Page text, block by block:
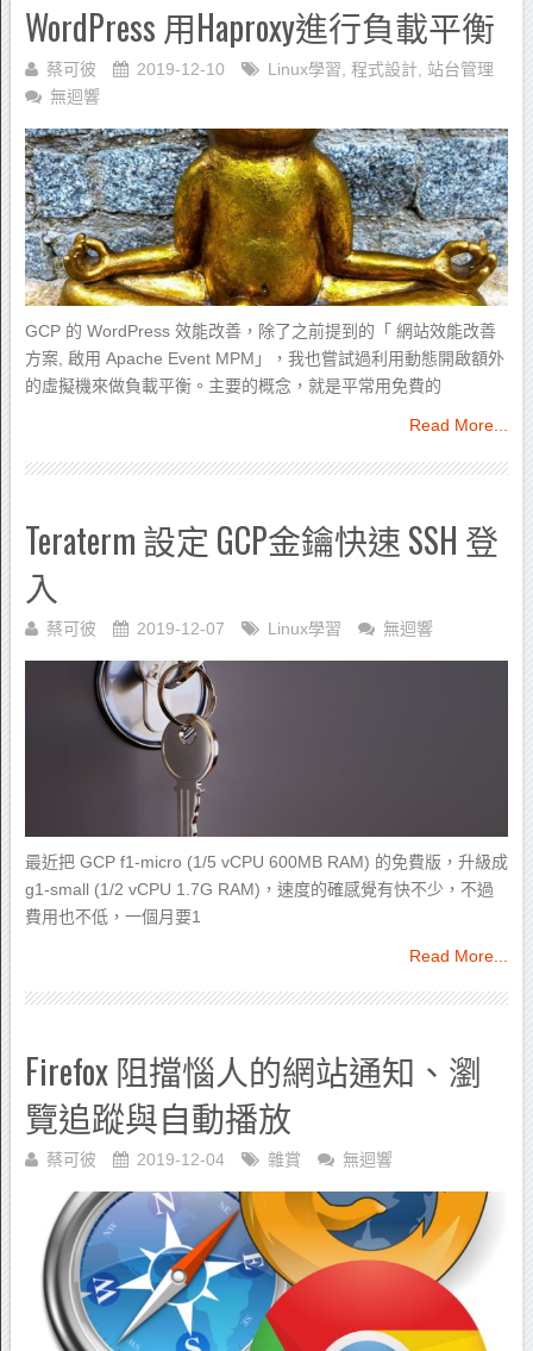
WordPress 用Haproxy進行負載平衡
蔡可彼 2019-12-10 Linux學習 程式設計, 站台管理
無迴響
GCP 的 WordPress 效能改善，除了之前提到的「 網站效能改善
方案, 啟用 Apache Event MPM」，我也嘗試過利用動態開啟額外
的虛擬機來做負載平衡。主要的概念，就是平常用免費的
Read More...
Teraterm 設定 GCP金鑰快速 SSH 登
入
蔡可彼 2019-12-07 Linux學習 無迴響
最近把 GCP f1-micro (1/5 vCPU 600MB RAM) 的免費版，升級成
g1-small (1/2 vCPU 1.7G RAM)，速度的確感覺有快不少，不過
費用也不低，一個月要1
Read More...
Firefox 阻擋惱人的網站通知、瀏
覽追蹤與自動播放
蔡可彼 2019-12-04 雜賞 無迴響